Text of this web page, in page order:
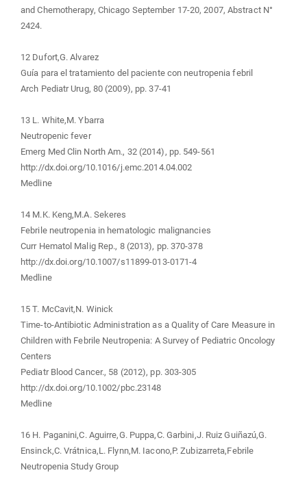
and Chemotherapy, Chicago September 17-20, 2007, Abstract N°
2424.
12 Dufort,G. Alvarez
Guía para el tratamiento del paciente con neutropenia febril
Arch Pediatr Urug, 80 (2009), pp. 37-41
13 L. White,M. Ybarra
Neutropenic fever
Emerg Med Clin North Am., 32 (2014), pp. 549-561
http://dx.doi.org/10.1016/j.emc.2014.04.002
Medline
14 M.K. Keng,M.A. Sekeres
Febrile neutropenia in hematologic malignancies
Curr Hematol Malig Rep., 8 (2013), pp. 370-378
http://dx.doi.org/10.1007/s11899-013-0171-4
Medline
15 T. McCavit,N. Winick
Time-to-Antibiotic Administration as a Quality of Care Measure in
Children with Febrile Neutropenia: A Survey of Pediatric Oncology
Centers
Pediatr Blood Cancer., 58 (2012), pp. 303-305
http://dx.doi.org/10.1002/pbc.23148
Medline
16 H. Paganini,C. Aguirre,G. Puppa,C. Garbini,J. Ruiz Guiñazú,G.
Ensinck,C. Vrátnica,L. Flynn,M. Iacono,P. Zubizarreta,Febrile
Neutropenia Study Group